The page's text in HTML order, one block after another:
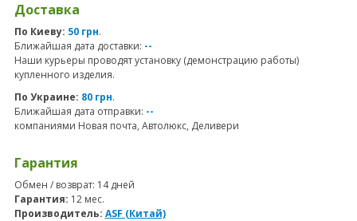
Доставка
По Киеву: 50 грн.
Ближайшая дата доставки: --
Наши курьеры проводят установку (демонстрацию работы)
купленного изделия.
По Украине: 80 грн.
Ближайшая дата отправки: --
компаниями Новая почта, Автолюкс, Деливери
Гарантия
Обмен / возврат: 14 дней
Гарантия: 12 мес.
Производитель: ASF (Китай)